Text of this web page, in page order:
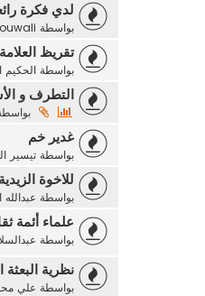
لدي فكرة
بواسطة
تقريظ
بواسطة الحكيم
التطرف و
غدير خم
بواسطة تيسير
للاخوة
بواسطة
علماء أئمة
بواسطة
نظرية البعثة
بواسطة علي